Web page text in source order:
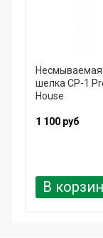
Несмываемая
шелка CP-1
House
1 100 руб
В